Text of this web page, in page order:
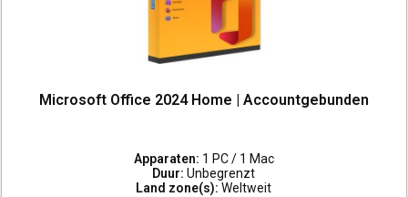
Microsoft Office 2024 Home | Accountgebunden
Apparaten: 1 PC / 1 Mac
Duur:Unbegrenzt
Land zone(s):Weltweit